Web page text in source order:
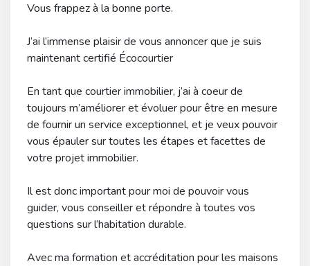
Vous frappez à la bonne porte.
J’ai l’immense plaisir de vous annoncer que je suis
maintenant certifié Écocourtier
En tant que courtier immobilier, j’ai à coeur de
toujours m’améliorer et évoluer pour être en mesure
de fournir un service exceptionnel, et je veux pouvoir
vous épauler sur toutes les étapes et facettes de
votre projet immobilier.
Il est donc important pour moi de pouvoir vous
guider, vous conseiller et répondre à toutes vos
questions sur l’habitation durable.
Avec ma formation et accréditation pour les maisons